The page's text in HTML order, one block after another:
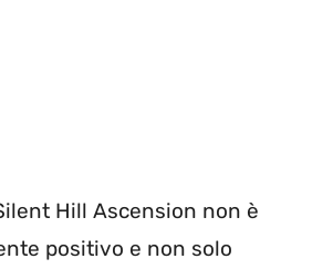
Hill Ascension non è
positivo e non solo